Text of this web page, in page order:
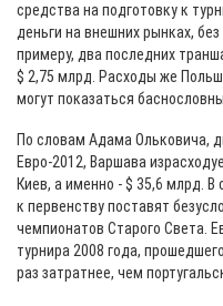
средства на подготовку к
деньги на внешних рынках,
примеру, два последних
$ 2,75 млрд. Расходы же
могут показаться
По словам Адама Ольковича,
Евро-2012, Варшава
Киев, а именно - $ 35,6 млрд.
к первенству поставят
чемпионатов Старого Света.
турнира 2008 года,
раз затратнее, чем